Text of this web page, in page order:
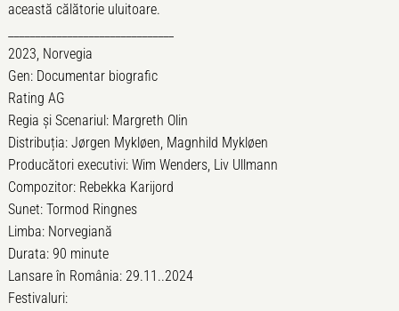
această călătorie uluitoare.
2023, Norvegia
Gen: Documentar biografic
Rating AG
Regia și Scenariul: Margreth Olin
Distribuția: Jørgen Mykløen, Magnhild Mykløen
Producători executivi: Wim Wenders, Liv Ullmann
Compozitor: Rebekka Karijord
Sunet: Tormod Ringnes
Limba: Norvegiană
Durata: 90 minute
Lansare în România: 29.11..2024
Festivaluri: